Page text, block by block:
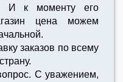
И к моменту его
цена можем
заказов по всему
С уважением,